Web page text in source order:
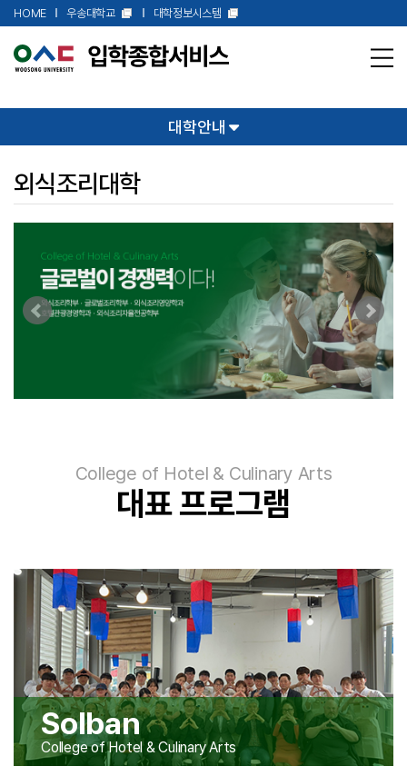
본문 바로가기
HOME 우송대학교 대학정보시스템
대학안내
외식조리대학
Prev Next
College of Hotel & Culinary Arts
대표 프로그램
Solban
College of Hotel & Culinary Arts